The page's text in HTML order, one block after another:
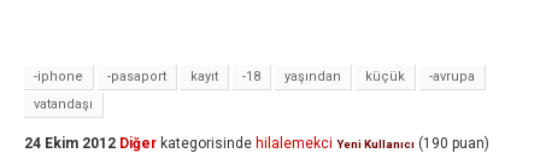
-iphone -pasaport kayıt -18 yaşından küçük
-avrupa
vatandaşı
24 Ekim 2012 Diğer kategorisinde hilalemekci Yeni Kullanıcı (190 puan)